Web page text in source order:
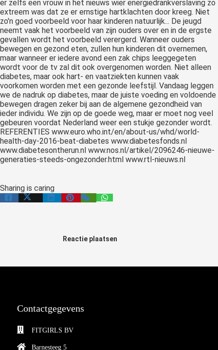
er zelfs een vrouw in het nieuws wier energiedrankverslaving zo
extreem was dat ze er ernstige hartklachten door kreeg. Niet
zo'n goed voorbeeld voor haar kinderen natuurlijk... De jeugd
neemt vaak het voorbeeld van zijn ouders over en in de ergste
gevallen wordt het voorbeeld verergerd. Wanneer ouders
bewegen en gezond eten, zullen hun kinderen dit overnemen,
maar wanneer er iedere avond een zak chips leeggegeten
wordt voor de tv zal dit ook overgenomen worden. Niet alleen
diabetes, maar ook hart- en vaatziekten kunnen vaak
voorkomen worden met een gezonde leefstijl. Vandaag leggen
we de nadruk op diabetes, maar de juiste voeding en voldoende
bewegen dragen zeker bij aan de algemene gezondheid van
ieder individu. We zijn op de goede weg, maar er moet nog veel
gebeuren voordat Nederland weer een stukje gezonder wordt.
REFERENTIES www.euro.who.int/en/about-us/whd/world-
health-day-2016-beat-diabetes www.diabetesfonds.nl
www.diabetesontherun.nl www.nos.nl/artikel/2096246-nieuwe-
generaties-steeds-ongezonder.html www.rtl-nieuws.nl
Sharing is caring
Reactie plaatsen
Contactgegevens
FITGIRLS BV
Barnesteeg 5